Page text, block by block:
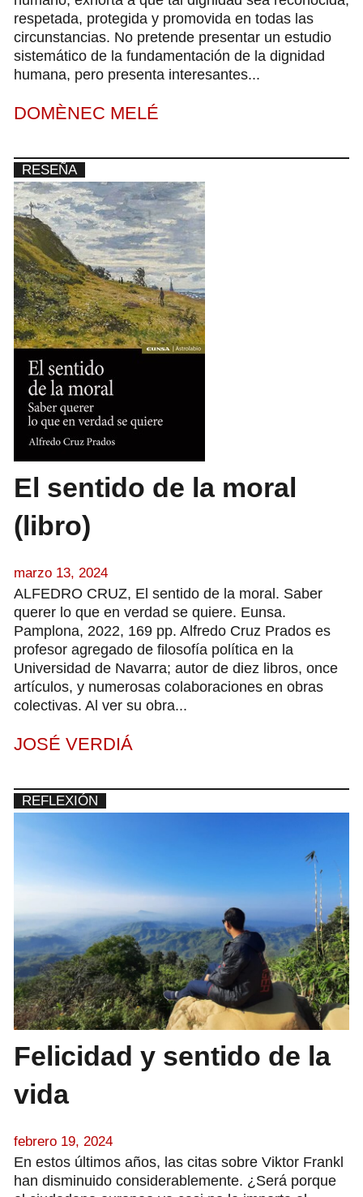
respetada, protegida y promovida en todas las
circunstancias. No pretende presentar un estudio
sistemático de la fundamentación de la dignidad
humana, pero presenta interesantes...
DOMÈNEC MELÉ
RESEÑA
El sentido de la moral
(libro)
marzo 13, 2024
ALFEDRO CRUZ, El sentido de la moral. Saber
querer lo que en verdad se quiere. Eunsa.
Pamplona, 2022, 169 pp. Alfredo Cruz Prados es
profesor agregado de filosofía política en la
Universidad de Navarra; autor de diez libros, once
artículos, y numerosas colaboraciones en obras
colectivas. Al ver su obra...
JOSÉ VERDIÁ
REFLEXIÓN
Felicidad y sentido de la
vida
febrero 19, 2024
En estos últimos años, las citas sobre Viktor Frankl
han disminuido considerablemente. ¿Será porque